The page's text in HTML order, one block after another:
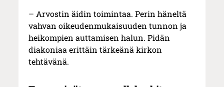
– Arvostin äidin toimintaa. Perin häneltä
vahvan oikeudenmukaisuuden tunnon ja
heikompien auttamisen halun. Pidän
diakoniaa erittäin tärkeänä kirkon
tehtävänä.